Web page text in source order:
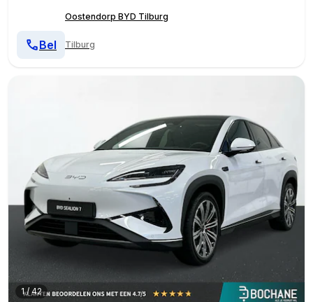
Oostendorp BYD Tilburg
Tilburg
Bel
1/42